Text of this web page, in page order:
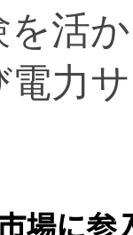
を活
力
場に